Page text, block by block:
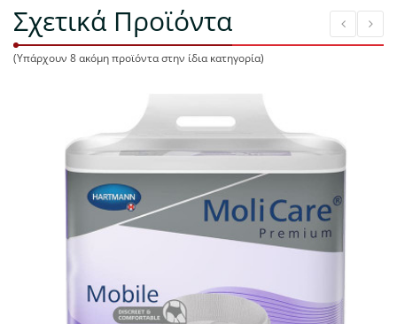
Σχετικά Προϊόντα
(Υπάρχουν 8 ακόμη προϊόντα στην ίδια κατηγορία)